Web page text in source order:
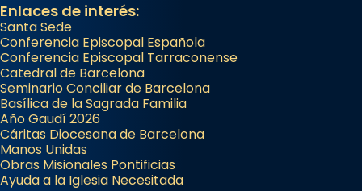
Enlaces de interés:
Santa Sede
Conferencia Episcopal Española
Conferencia Episcopal Tarraconense
Catedral de Barcelona
Seminario Conciliar de Barcelona
Basílica de la Sagrada Familia
Año Gaudí 2026
Cáritas Diocesana de Barcelona
Manos Unidas
Obras Misionales Pontificias
Ayuda a la Iglesia Necesitada